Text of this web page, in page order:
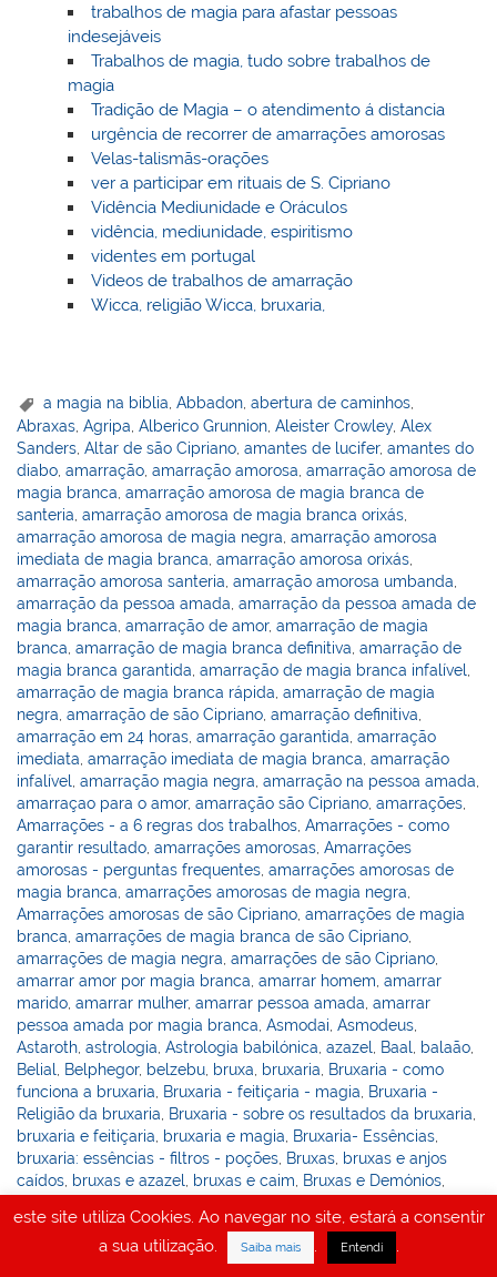
trabalhos de magia para afastar pessoas
indesejáveis
Trabalhos de magia, tudo sobre trabalhos de
magia
Tradição de Magia – o atendimento á distancia
urgência de recorrer de amarrações amorosas
Velas-talismãs-orações
ver a participar em rituais de S. Cipriano
Vidência Mediunidade e Oráculos
vidência, mediunidade, espiritismo
videntes em portugal
Videos de trabalhos de amarração
Wicca, religião Wicca, bruxaria,
a magia na biblia ,Abbadon ,abertura de caminhos
Abraxas ,Agripa ,Alberico Grunnion ,Aleister Crowley,Alex
Sanders ,Altar de são Cipriano ,amantes de lucifer,amantes do
diabo ,amarração ,amarração amorosa ,amarração amorosa de
magia branca ,amarração amorosa de magia branca de
santeria ,amarração amorosa de magia branca orixás
amarração amorosa de magia negra ,amarração amorosa
imediata de magia branca ,amarração amorosa orixás
amarração amorosa santeria ,amarração amorosa umbanda
amarração da pessoa amada ,amarração da pessoa amada de
magia branca ,amarração de amor,amarração de magia
branca ,amarração de magia branca definitiva ,amarração de
magia branca garantida ,amarração de magia branca infalível
amarração de magia branca rápida ,amarração de magia
negra ,amarração de são Cipriano ,amarração definitiva
amarração em 24 horas ,amarração garantida ,amarração
imediata ,amarração imediata de magia branca ,amarração
infalível ,amarração magia negra ,amarração na pessoa amada
amarraçao para o amor,amarração são Cipriano ,amarrações
Amarrações - a 6 regras dos trabalhos ,Amarrações - como
garantir resultado ,amarrações amorosas ,Amarrações
amorosas - perguntas frequentes ,amarrações amorosas de
magia branca ,amarrações amorosas de magia negra
Amarrações amorosas de são Cipriano ,amarrações de magia
branca ,amarrações de magia branca de são Cipriano
amarrações de magia negra ,amarrações de são Cipriano
amarrar amor por magia branca ,amarrar homem ,amarrar
marido ,amarrar mulher,amarrar pessoa amada ,amarrar
pessoa amada por magia branca ,Asmodai ,Asmodeus
Astaroth ,astrologia ,Astrologia babilónica ,azazel Baal balaão
Belial
Belphegor, belzebu bruxa bruxaria
Bruxaria - como
funciona a bruxaria
Bruxaria - feitiçaria - magia
Bruxaria -
Religião da bruxaria
Bruxaria - sobre os resultados da bruxaria
bruxaria e feitiçaria
bruxaria e magia Bruxaria- Essências
bruxaria: essências - filtros - poções Bruxas bruxas e anjos
caídos bruxas e azazel bruxas e caim Bruxas e Demónios
pacto com diabo,bruxas e pactos,bruxas e possessões,
bruxas e satã,bruxas no livro de Enoch bruxedo,bruxo
bruxos e feiticeiros,bruxos famosos
este site utiliza Cookies. Ao navegar no site, estará a consentir
a sua utilização.
Saiba mais . Entendi .